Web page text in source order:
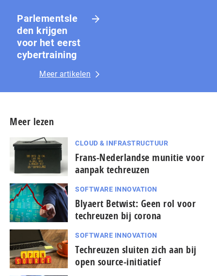
Parlementsle
den krijgen
voor het eerst
cybertraining
Meer artikelen
Meer lezen
CLOUD & INFRASTRUCTUUR
Frans-Nederlandse munitie voor
aanpak techreuzen
SOFTWARE INNOVATION
Blyaert Betwist: Geen rol voor
techreuzen bij corona
SOFTWARE INNOVATION
Techreuzen sluiten zich aan bij
open source-initiatief